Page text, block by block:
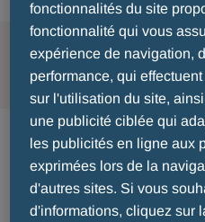
MENU
Code de
Nous menons toujours
grande intégrité et selon
fonctionnalités du site
fonctionnalité qui vous
expérience de navigation,
performance, qui
sur l'utilisation du site,
une publicité ciblée qui
les publicités en ligne aux
exprimées lors de la
d'autres sites. Si vous
d'informations, cliquez sur